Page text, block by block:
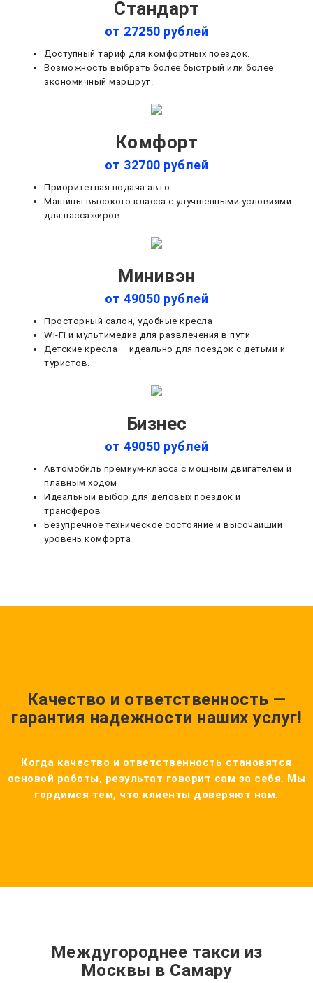
Стандарт
от 27250 рублей
Доступный тариф для комфортных поездок.
Возможность выбрать более быстрый или более
экономичный маршрут.
Комфорт
от 32700 рублей
Приоритетная подача авто
Машины высокого класса с улучшенными условиями
для пассажиров.
Минивэн
от 49050 рублей
Просторный салон, удобные кресла
Wi-Fi и мультимедиа для развлечения в пути
Детские кресла – идеально для поездок с детьми и
туристов.
Бизнес
от 49050 рублей
Автомобиль премиум-класса с мощным двигателем и
плавным ходом
Идеальный выбор для деловых поездок и
трансферов
Безупречное техническое состояние и высочайший
уровень комфорта
Качество и ответственность —
гарантия надежности наших услуг!
Когда качество и ответственность становятся
основой работы, результат говорит сам за себя. Мы
гордимся тем, что клиенты доверяют нам.
Междугороднее такси из
Москвы в Самару